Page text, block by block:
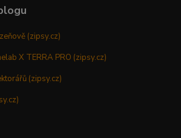
(zipsy.cz)
X TERRA PRO (zipsy.cz)
(zipsy.cz)